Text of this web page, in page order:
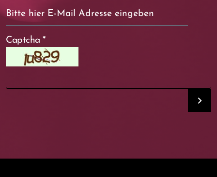
Captcha *